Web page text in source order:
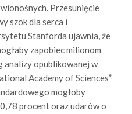
Przesunięcie
szok dla serca i
Stanforda ujawnia, że
zapobiec milionom
analizy opublikowanej w
Academy of Sciences”
mogłoby
procent oraz udarów o